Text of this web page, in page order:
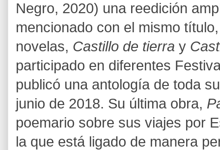
Negro, 2020) una reedición
mencionado con el mismo
novelas, Castillo de tierra y
participado en diferentes
publicó una antología de toda
junio de 2018. Su última obra,
poemario sobre sus viajes por
la que está ligado de manera